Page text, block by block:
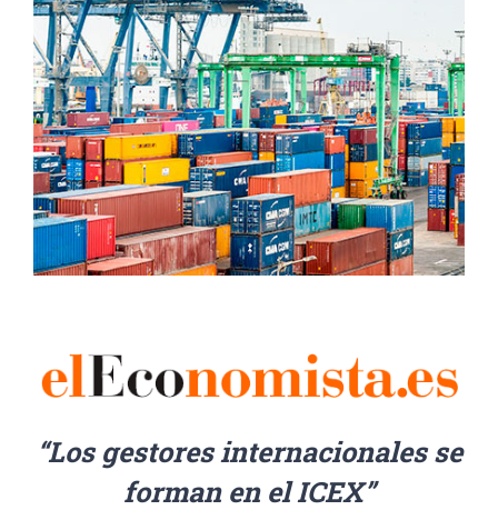
“Los gestores internacionales se
forman en el ICEX”